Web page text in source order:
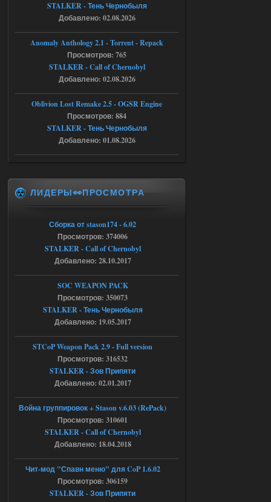
Тайна Зоны - Remaster 2026
патч я установил после
установки мода, да, ладно,
наверное вы правы придется ожидать
Ответить ➤
05.08.2026
Тайна Зоны - Remaster 2026
Stalker-Mods-Clan-su
Ответить ➤
05.08.2026
AndreySA
[05.08.26
20:23:10.934] [17468]
[error]Expression : FATAL ERROR
[error]Function :
CScriptEngine::lua_pcall_failed
[error]File : D:\a\OGSR-
Engine\OGSR-
Engine\ogsr_engine\COMMON_AI\scrip
t_engine.cpp
[error]Line : 75
[error]Description :
[CScriptEngine::lua_pcall_failed]: ... -
shadow of
chernobyl\gamedata\scripts\xr_camper.sc
ript:510: attempt to index local 'manager'
(a nil value)
Вылет после захода в Припять.
Ответить ➤
Скованные одной цепью
18:37
r4908778
с избавлением от баласта,
доходяга.
STALKER - Тень Чернобыля
Добавлено: 02.08.2026
Anomaly Anthology 2.1 - Torrent - Repack
Просмотров: 765
STALKER - Call of Chernobyl
Добавлено: 02.08.2026
Oblivion Lost Remake 2.5 - OGSR Engine
Просмотров: 884
STALKER - Тень Чернобыля
Добавлено: 01.08.2026
ЛИДЕРЫ👀ПРОСМОТРА
Сборка от stason174 - 6.02
Просмотров: 374006
STALKER - Call of Chernobyl
Добавлено: 28.10.2017
SOC WEAPON PACK
Просмотров: 350073
STALKER - Тень Чернобыля
Добавлено: 19.05.2017
STCoP Weapon Pack 2.9 - Full version
Просмотров: 316532
STALKER - Зов Припяти
Добавлено: 02.01.2017
Война группировок + Stason v.6.03 (RePack)
Просмотров: 310601
STALKER - Call of Chernobyl
Добавлено: 18.04.2018
Чит-мод "Спавн меню" для CoP 1.6.02
Просмотров: 306159
STALKER - Зов Припяти